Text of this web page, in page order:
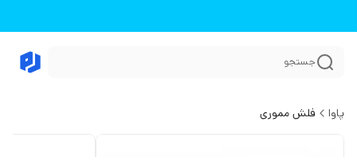
جستجو
پاوا فلش مموری